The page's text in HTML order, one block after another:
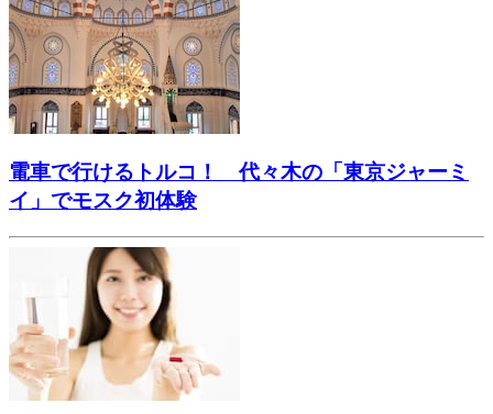
電車で行けるトルコ！ 代々木の「東京ジャーミ
イ」でモスク初体験